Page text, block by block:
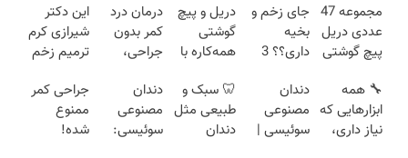
مجموعه 47
عددی دریل
پیچ گوشتی
(تخفیف به
مدت
محدود)
جای زخم و
بخیه
داری؟؟ 3
محوش کن!
دریل و پیچ
گوشتی
همه‌کاره با
هوشمند ⚙️
(نصف
قیمت بازار
درمان درد
کمر بدون
جراحی،
پرسش‌نامه
رو پر کن ▶
این دکتر
شیرازی کرم
ترمیم زخم
ساخت!!!
🔧 همه
ابزارهایی که
نیاز داری،
دندان
مصنوعی
سوئیسی |
🦷 سبک و
طبیعی مثل
دندان
دندان
مصنوعی
سوئیسی:
جراحی کمر
ممنوع
شده!